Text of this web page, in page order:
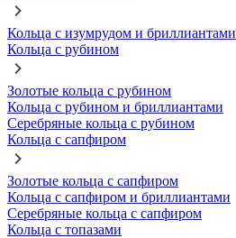
Кольца с изумрудом и бриллиантами
Кольца с рубином
Золотые кольца с рубином
Кольца с рубином и бриллиантами
Серебряные кольца с рубином
Кольца с сапфиром
Золотые кольца с сапфиром
Кольца с сапфиром и бриллиантами
Серебряные кольца с сапфиром
Кольца с топазами